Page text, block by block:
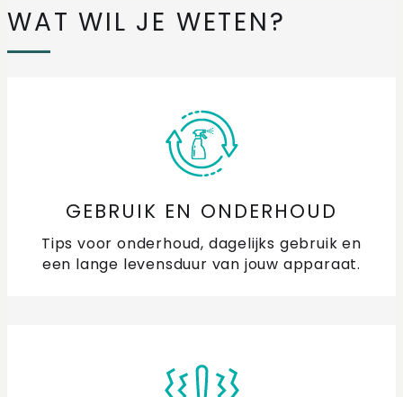
WAT WIL JE WETEN?
GEBRUIK EN ONDERHOUD
Tips voor onderhoud, dagelijks gebruik en
een lange levensduur van jouw apparaat.